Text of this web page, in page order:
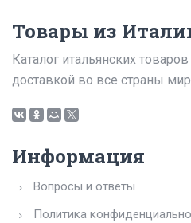
Товары из
Каталог итальянских
доставкой во все страны
Информация
Вопросы и ответы
Политика